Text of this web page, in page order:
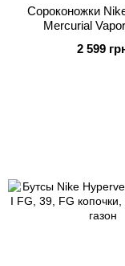
Сороконожки
Mercurial
2 599